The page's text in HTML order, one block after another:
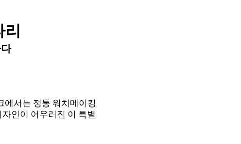
에서는 정통 워치메이킹
인이 어우러진 이 특별